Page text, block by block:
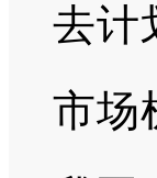
去计
市场